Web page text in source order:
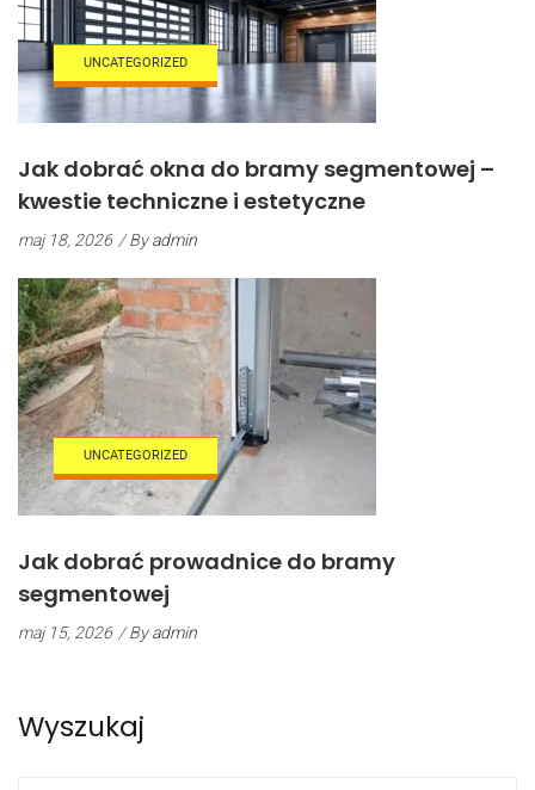
UNCATEGORIZED
Jak dobrać okna do bramy segmentowej –
kwestie techniczne i estetyczne
maj 18, 2026 / Byadmin
UNCATEGORIZED
Jak dobrać prowadnice do bramy
segmentowej
maj 15, 2026 / Byadmin
Wyszukaj